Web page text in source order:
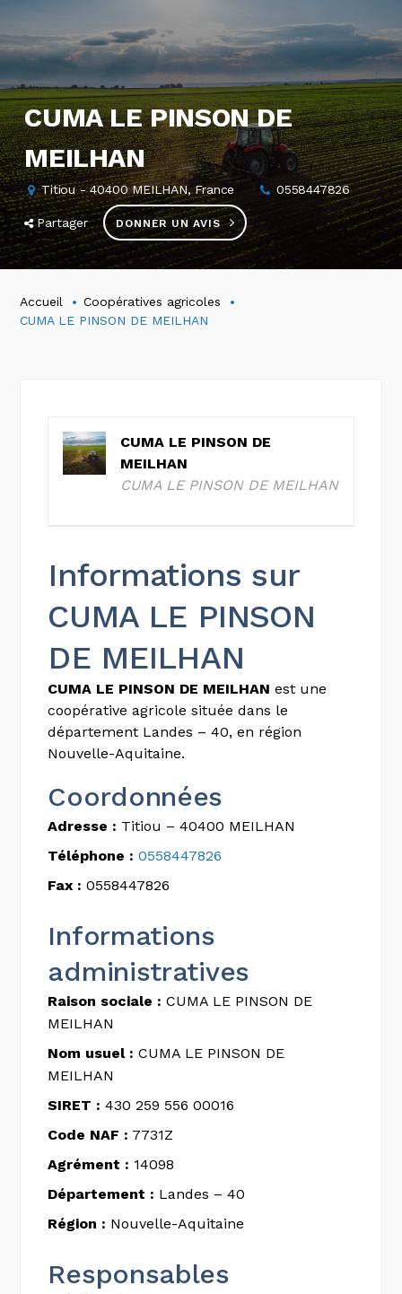
CUMA LE PINSON DE
MEILHAN
Titiou - 40400 MEILHAN, France 0558447826
Partager DONNER UN AVIS
Accueil
Coopératives agricoles
CUMA LE PINSON DE MEILHAN
CUMA LE PINSON DE
MEILHAN
CUMA LE PINSON DE MEILHAN
Informations sur
CUMA LE PINSON
DE MEILHAN
CUMA LE PINSON DE MEILHAN est une
coopérative agricole située dans le
département Landes – 40, en région
Nouvelle-Aquitaine.
Coordonnées
Adresse : Titiou – 40400 MEILHAN
Téléphone : 0558447826
Fax : 0558447826
Informations
administratives
Raison sociale : CUMA LE PINSON DE
MEILHAN
Nom usuel : CUMA LE PINSON DE
MEILHAN
SIRET : 430 259 556 00016
Code NAF : 7731Z
Agrément : 14098
Département : Landes – 40
Région : Nouvelle-Aquitaine
Responsables